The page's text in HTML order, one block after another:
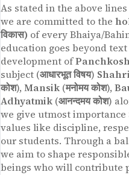
As stated in the above
we are committed to the
विकास) of every Bhaiya/
education goes beyond
development ofPanchkosh
subject (आधारभूत विषय)
कोश), Mansik (मनोमय कोश),
Adhyatmik (आनन्दमय कोश)
we give utmost importance
values like discipline,
our students. Through a
we aim to shape
beings who will contribute